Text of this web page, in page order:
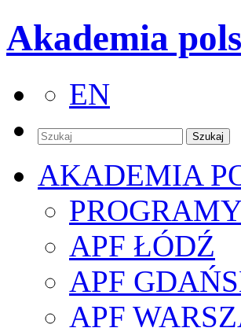
Akademia
EN
AKADEMIA
APF ŁÓDŹ
APF
APF